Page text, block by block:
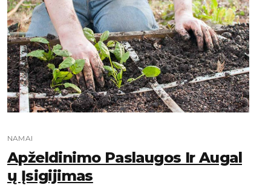
NAMAI
Apželdinimo Paslaugos Ir Augal
Ų Įsigijimas